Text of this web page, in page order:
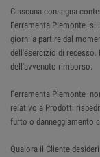
Ciascuna consegna
Ferramenta Piemonte si
giorni a partire dal
dell'esercizio di recesso.
dell'avvenuto rimborso.
Ferramenta Piemonte
relativo a Prodotti
furto o danneggiamento
Qualora il Cliente